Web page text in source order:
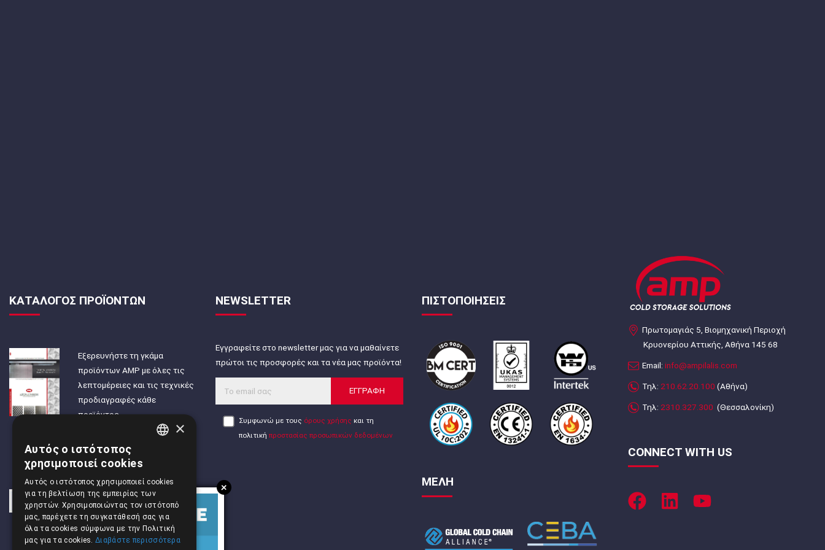
+
ΚΑΤΑΛΟΓΟΣ ΠΡΟΪΟΝΤΩΝ
Εξερευνήστε τη γκάμα
προϊόντων AMP με όλες τις
λεπτομέρειες και τις τεχνικές
προδιαγραφές κάθε
προϊόντος
NEWSLETTER
Εγγραφείτε στο newsletter μας για να μαθαίνετε
πρώτοι τις προσφορές και τα νέα μας προϊόντα!
ΕΓΓΡΑΦΗ
Συμφωνώ με τους όρους χρήσης και τη
πολιτική προστασίας προσωπικών δεδομένων
ΠΙΣΤΟΠΟΙΗΣΕΙΣ
ΜΕΛΗ
Πρωτομαγιάς 5, Βιομηχανική Περιοχή
Κρυονερίου Αττικής, Αθήνα 145 68
Email: info@ampilalis.com
Τηλ: 210.62.20.100 (Αθήνα)
Τηλ: 2310.327.300 (Θεσσαλονίκη)
CONNECT WITH US
Προσβασιμότητα
Αλλαγή Γραμματοσειράς
Αλλαγή Χρώματος
×
Αυτός ο ιστότοπος
χρησιμοποιεί cookies
Αυτός ο ιστότοπος χρησιμοποιεί cookies
για τη βελτίωση της εμπειρίας των
χρηστών. Χρησιμοποιώντας τον ιστότοπό
μας, παρέχετε τη συγκατάθεσή σας για
όλα τα cookies σύμφωνα με την Πολιτική
μας για τα cookies. Διαβάστε περισσότερα